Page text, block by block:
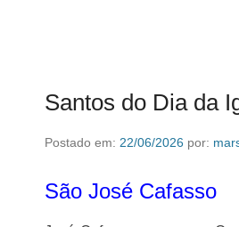
Santos do Dia da
Postado em: 22/06/2026 por:
São José Cafasso